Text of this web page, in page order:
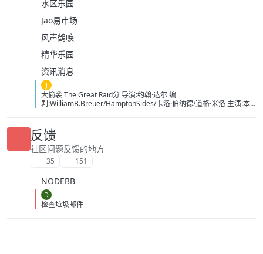
水区乐园
Jao易市场
风声鹤唳
精华乐园
资讯消息
J
大偷袭 The Great Raid分 导演:约翰·达尔 编
剧:WilliamB.Breuer/HamptonSides/卡洛·伯纳德/道格·米洛 主演:本
曼辛托斯/杰里米·卡拉汉/ScottMcLean/保罗·蒙塔尔班/克莱恩·克劳福
德/萨姆·沃辛顿/RoystonInnes/卢克·佩格勒/代尔·戴/杰罗姆·埃勒斯/布
雷特·塔克/KristianSchmid/瓦维克·杨/TimCampbell/马特·多兰/约瑟夫
·费因斯/马尔顿·索克斯/罗根·马歇尔-格林/尼古拉斯·贝尔/肯尼·道提/克
里斯托弗·詹姆斯·贝克/康妮·尼尔森/娜塔莉·杰克逊·门多萨/原丽淇/奥
泉原丰/保罗·纳高奇/DavidChamberlain/宇佐美慎吾/塞萨尔·蒙塔
诺/RichardJoson/KennethMoraleda/卓丹·李/里昂·福德/马修·纽
顿/JacksonRaine/道格拉斯·麦克阿瑟/富兰克林·德拉诺·罗斯福/艾德琳·
冈野/HidekiTojo 类型:剧情/动作/战争 制片国家/地区:美国/澳大利亚
反馈
社区问题反馈的地方
35 151
NODEBB
D
检查垃圾邮件